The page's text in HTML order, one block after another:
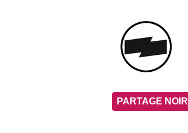
PARTAGE NOIR